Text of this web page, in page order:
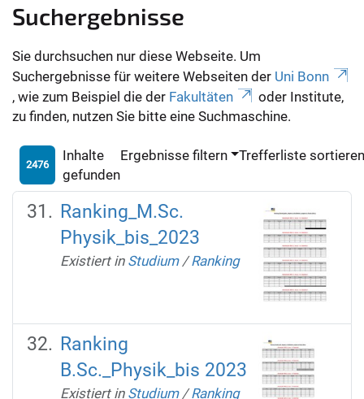
Suchergebnisse
Sie durchsuchen nur diese Webseite. Um
Suchergebnisse für weitere Webseiten der Uni Bonn
, wie zum Beispiel die der Fakultäten
oder Institute,
zu finden, nutzen Sie bitte eine Suchmaschine.
2476
Inhalte
gefunden
Ergebnisse filtern Trefferliste
Ranking_M.Sc.
Physik_bis_2023
Existiert in Studium /Ranking
Ranking
B.Sc._Physik_bis 2023
Existiert in Studium /Ranking